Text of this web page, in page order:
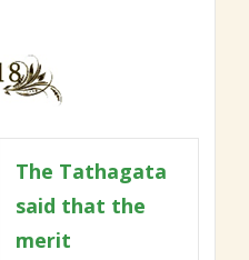
The Tathagata
said that the
merit